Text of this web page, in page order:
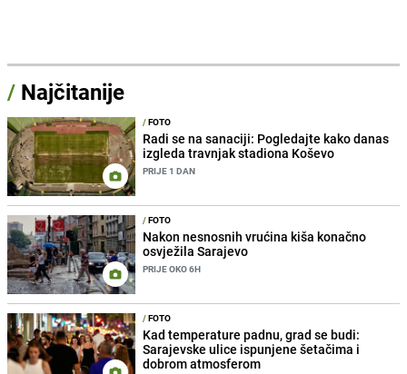
/ Najčitanije
/FOTO
Radi se na sanaciji: Pogledajte kako danas
izgleda travnjak stadiona Koševo
PRIJE 1 DAN
/FOTO
Nakon nesnosnih vrućina kiša konačno
osvježila Sarajevo
PRIJE OKO 6H
/FOTO
Kad temperature padnu, grad se budi:
Sarajevske ulice ispunjene šetačima i
dobrom atmosferom